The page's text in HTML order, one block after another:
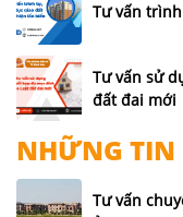
Tư vấn
Tư vấn sử
đất đai mới
NHỮNG TIN
Tư vấn